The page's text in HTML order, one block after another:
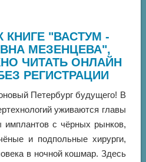
КНИГЕ "ВАСТУМ -
МЕЗЕНЦЕВА",
ЧИТАТЬ ОНЛАЙН
РЕГИСТРАЦИИ
Петербург будущего! В
уживаются главы
имплантов с чёрных рынков,
и подпольные хирурги,
в ночной кошмар. Здесь